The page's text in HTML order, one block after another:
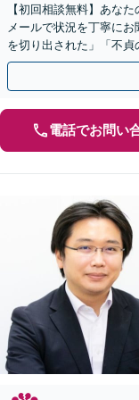
【初回相談無料】あな
メールで状況を丁寧に
を切り出された」「不貞
【リーズナブルな料金設
電話でお問い